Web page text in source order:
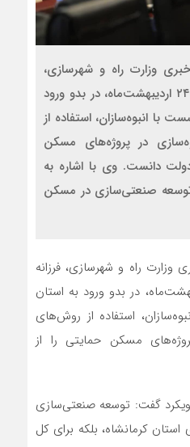
وزارت راه و شهرسازی،
فرزانه صادق، شب گذشته ۲۴ اردیبهشت‌ماه، در بدو ورود
با انبوه‌سازان، استفاده از
در پروژه‌های مسکن
دانست. وی با اشاره به
صنعتی‌سازی در مسکن
وزارت راه و شهرسازی، فرزانه
گذشته ۲۴ اردیبهشت‌ماه، در بدو ورود به استان
استفاده از روش‌های
مسکن حمایتی را از
گفت: توسعه صنعتی‌سازی
کرمانشاه، بلکه برای کل